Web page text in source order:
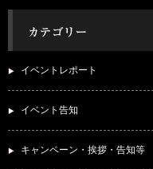
イベントレポート
イベント告知
キャンペーン・挨拶・告知等